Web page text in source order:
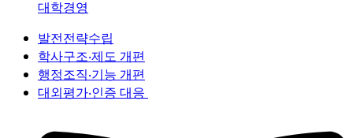
대학경영
발전전략수립
학사구조‧제도 개편
행정조직‧기능 개편
대외평가‧인증 대응